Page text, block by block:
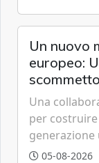
Un nuovo
europeo:
Una
per
generazione
artificiale.
05-08-2026